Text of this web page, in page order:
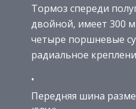
Тормоз спереди
двойной, имеет 300
четыре поршневые
радиальное
Передняя шина